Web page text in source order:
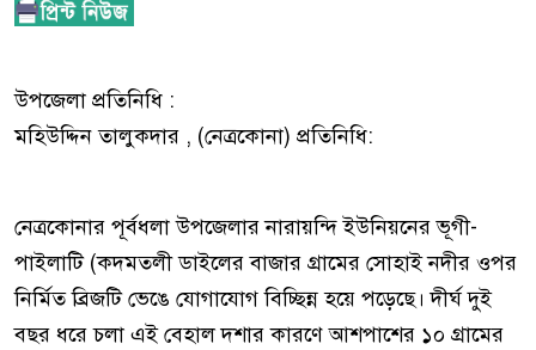
উপজেলা প্রতিনিধি :
​মহিউদ্দিন তালুকদার , (নেত্রকোনা) প্রতিনিধি:
নেত্রকোনার পূর্বধলা উপজেলার নারায়ন্দি ইউনিয়নের ভূগী-
পাইলাটি (কদমতলী ডাইলের বাজার গ্রামের সোহাই নদীর ওপর
নির্মিত ব্রিজটি ভেঙে যোগাযোগ বিচ্ছিন্ন হয়ে পড়েছে। দীর্ঘ দুই
বছর ধরে চলা এই বেহাল দশার কারণে আশপাশের ১০ গ্রামের